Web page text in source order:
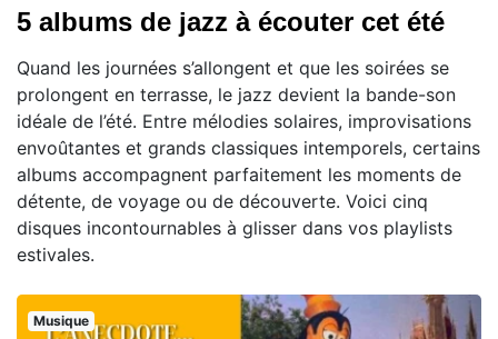
5 albums de jazz à écouter cet été
Quand les journées s’allongent et que les soirées se
prolongent en terrasse, le jazz devient la bande-son
idéale de l’été. Entre mélodies solaires, improvisations
envoûtantes et grands classiques intemporels, certains
albums accompagnent parfaitement les moments de
détente, de voyage ou de découverte. Voici cinq
disques incontournables à glisser dans vos playlists
estivales.
Musique